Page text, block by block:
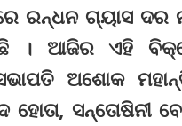
ରନ୍ଧନ ଗ୍ୟାସ ଦର
। ଆଜିର ଏହି
ଅଶୋକ
ସନ୍ତୋଷିନୀ